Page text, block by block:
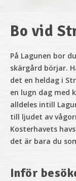
Bo vid
På Lagunen bor
skärgård börjar.
det en heldag i
en lugn dag med
alldeles intill
till ljudet av
Kosterhavets
det är bara du
Inför